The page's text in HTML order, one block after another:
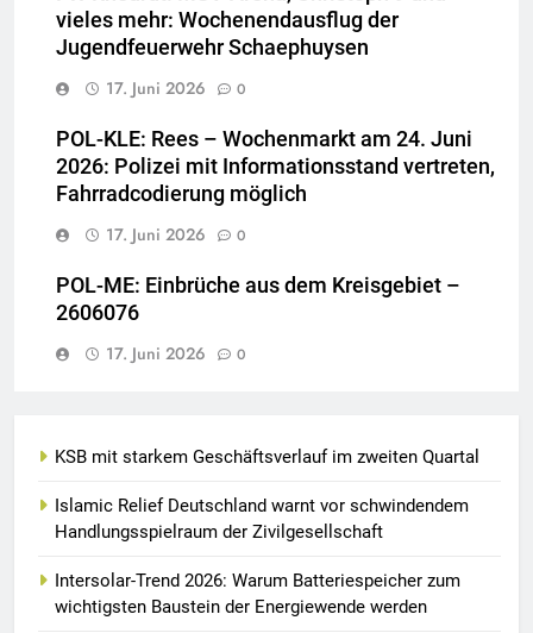
vieles mehr: Wochenendausflug der
Jugendfeuerwehr Schaephuysen
17. Juni 2026
0
POL-KLE: Rees – Wochenmarkt am 24. Juni
2026: Polizei mit Informationsstand vertreten,
Fahrradcodierung möglich
17. Juni 2026
0
POL-ME: Einbrüche aus dem Kreisgebiet –
2606076
17. Juni 2026
0
KSB mit starkem Geschäftsverlauf im zweiten Quartal
Islamic Relief Deutschland warnt vor schwindendem
Handlungsspielraum der Zivilgesellschaft
Intersolar-Trend 2026: Warum Batteriespeicher zum
wichtigsten Baustein der Energiewende werden